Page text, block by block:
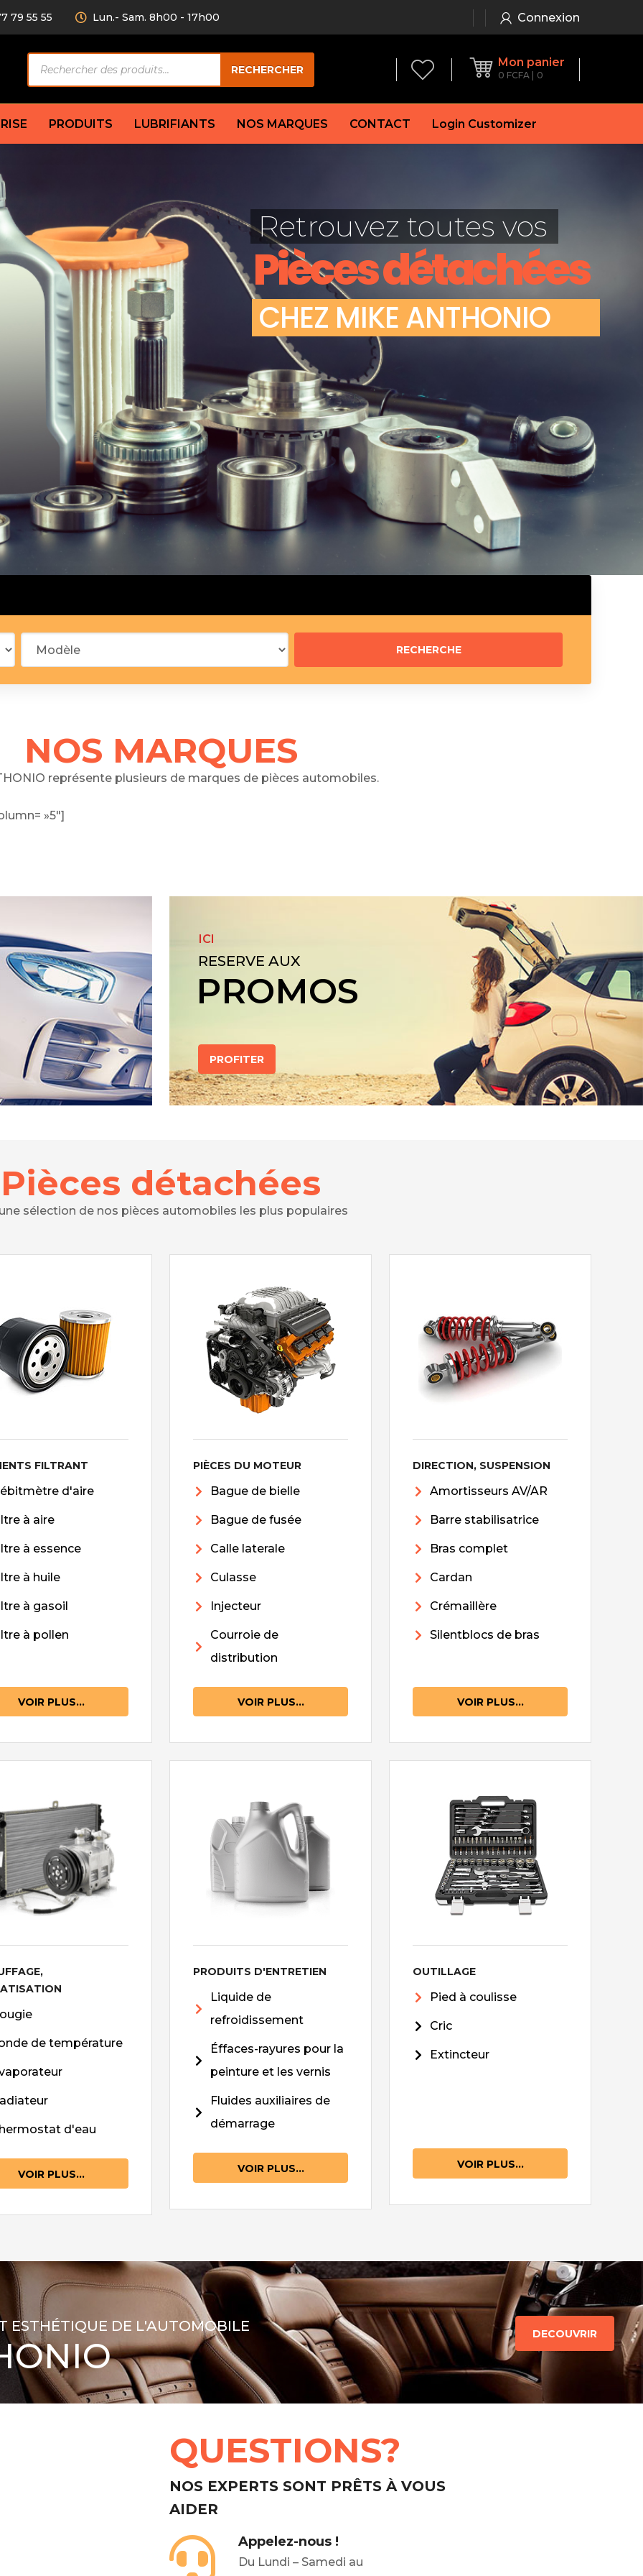
79 55 55 Lun.- Sam. 8h00 - 17h00 Connexion
de
produits
RECHERCHER
Mon panier
0 FCFA 0
AV/AR
amortisseur
Compresseur
Condenseur
Électrovanne
Évaporateur
Mano
Thermostat d’eau
Sonde de température
Garniture
Flexible de frein
Huile de frein
Mâchoires de frein
Jeu de plaquettes de frein
Démarreur
Feu arrière
principal
fusée
distribution
Débitmètre d’aire
Filtre à aire
Filtre à essence
Filtre à huile
Filtre à gasoil
Silencieux arrière
Silencieux central
Butée élastique de silencieux
Raccord de tuyau d’échappement
PRODUITS LUBRIFIANTS NOS MARQUES CONTACT Login Customizer
Pièces détachées
CHEZ MIKEANTHONIO
Retrouvez toutes vos
NOS MARQUES
représente plusieurs de marques de pièces automobiles.
»5″]
ICI
RESERVE AUX
PROMOS
PROFITER
Pièces détachées
sélection de nos pièces automobiles les plus populaires
FILTRANT
d'aire
à aire
à essence
à huile
à gasoil
à pollen
VOIR PLUS...
PIÈCES DU MOTEUR
Bague de bielle
Bague de fusée
Calle laterale
Culasse
Injecteur
Courroie de
distribution
VOIR PLUS...
DIRECTION, SUSPENSION
Amortisseurs AV/AR
Barre stabilisatrice
Bras complet
Cardan
Crémaillère
Silentblocs de bras
VOIR PLUS...
de température
d'eau
VOIR PLUS...
PRODUITS D'ENTRETIEN
Liquide de
refroidissement
Éffaces-rayures pour la
peinture et les vernis
Fluides auxiliaires de
démarrage
VOIR PLUS...
OUTILLAGE
Pied à coulisse
Cric
Extincteur
VOIR PLUS...
ESTHÉTIQUE DE L'AUTOMOBILE DECOUVRIR
QUESTIONS?
NOS EXPERTS SONT PRÊTS À VOUS
AIDER
Appelez-nous !
Du Lundi – Samedi au